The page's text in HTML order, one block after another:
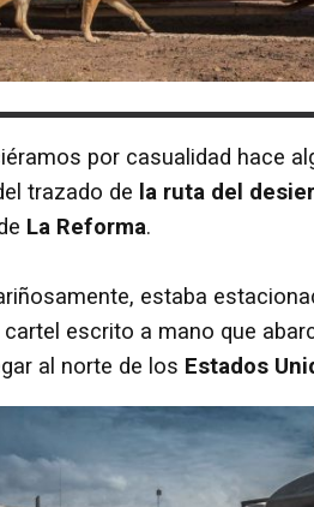
por casualidad hace
trazado de la ruta del
La Reforma.
estaba
escrito a mano que
al norte de los Estados